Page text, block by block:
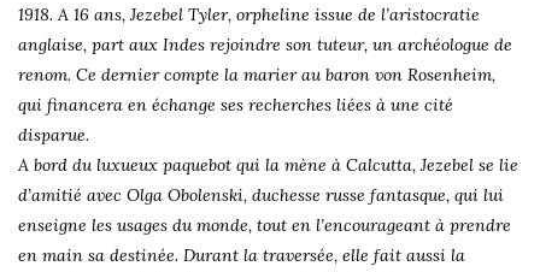
1918. A 16 ans, Jezebel Tyler, orpheline issue de l’aristocratie
anglaise, part aux Indes rejoindre son tuteur, un archéologue de
renom. Ce dernier compte la marier au baron von Rosenheim,
qui financera en échange ses recherches liées à une cité
disparue.
A bord du luxueux paquebot qui la mène à Calcutta, Jezebel se lie
d’amitié avec Olga Obolenski, duchesse russe fantasque, qui lui
enseigne les usages du monde, tout en l’encourageant à prendre
en main sa destinée. Durant la traversée, elle fait aussi la